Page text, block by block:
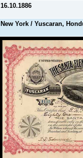
16.10.1886
New York / Yuscaran,